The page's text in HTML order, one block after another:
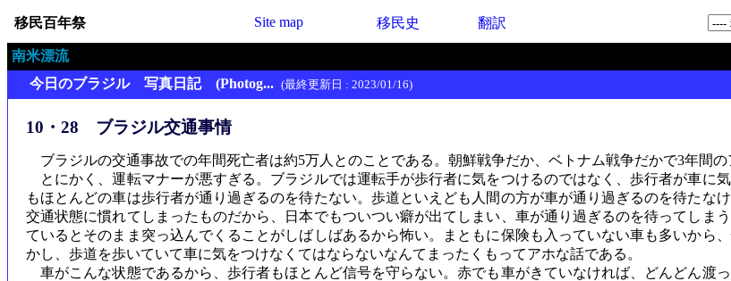
移民百年祭 Site map 移民史 翻訳
南米漂流
今日のブラジル 写真日記 (Photog... (最終更新日 : 2023/01/16)
10・28 ブラジル交通事情
ブラジルの交通事故での年間死亡者は約5万人とのことである。朝鮮戦争だか、ベトナム戦争だかで3年間
とにかく、運転マナーが悪すぎる。ブラジルでは運転手が歩行者に気をつけるのではなく、歩行者が車に
もほとんどの車は歩行者が通り過ぎるのを待たない。歩道といえども人間の方が車が通り過ぎるのを待た
交通状態に慣れてしまったものだから、日本でもついつい癖が出てしまい、車が通り過ぎるのを待ってしま
ているとそのまま突っ込んでくることがしばしばあるから怖い。まともに保険も入っていない車も多いから
かし、歩道を歩いていて車に気をつけなくてはならないなんてまったくもってアホな話である。
車がこんな状態であるから、歩行者もほとんど信号を守らない。赤でも車がきていなければ、どんどん渡